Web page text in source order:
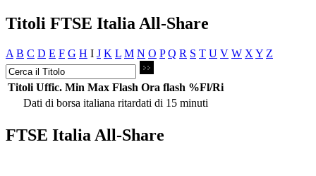
Titoli FTSE Italia All-Share
A B C D E F G H I J K L M N O P Q R S T U V W X Y Z
Titoli Uffic. Min Max Flash Ora flash %Fl/Ri
Dati di borsa italiana ritardati di 15 minuti
FTSE Italia All-Share